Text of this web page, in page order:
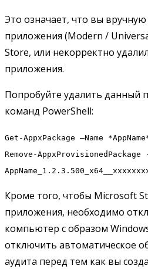
Это означает, что вы вручную
приложения (Modern /
Store, или некорректно
приложения.
Попробуйте удалить данный
команд PowerShell:
Get-AppxPackage –Name
Remove-AppxProvisionedPackage
Кроме того, чтобы Microsoft
приложения, необходимо
компьютер с образом
отключить автоматическое
аудита перед тем как вы